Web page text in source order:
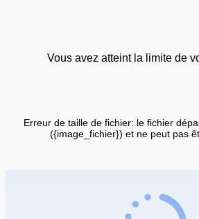
Vous avez atteint la limite de
Erreur de taille de fichier: le fichier
({image_fichier}) et ne peut pas